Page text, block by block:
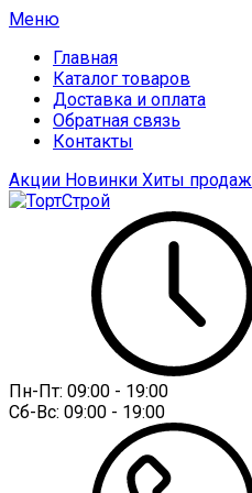
Меню
Главная
Каталог товаров
Доставка и оплата
Обратная связь
Контакты
Акции Новинки Хиты продаж
Пн-Пт: 09:00 - 19:00
Сб-Вс: 09:00 - 19:00